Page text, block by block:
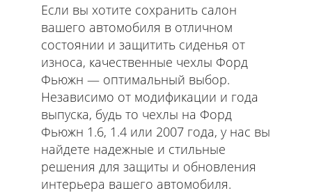
Если вы хотите сохранить салон
вашего автомобиля в отличном
состоянии и защитить сиденья от
износа, качественные чехлы Форд
Фьюжн — оптимальный выбор.
Независимо от модификации и года
выпуска, будь то чехлы на Форд
Фьюжн 1.6, 1.4 или 2007 года, у нас вы
найдете надежные и стильные
решения для защиты и обновления
интерьера вашего автомобиля.